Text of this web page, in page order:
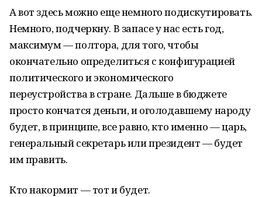
А вот здесь можно еще немного подискутировать.
Немного, подчеркну. В запасе у нас есть год,
максимум — полтора, для того, чтобы
окончательно определиться с конфигурацией
политического и экономического
переустройства в стране. Дальше в бюджете
просто кончатся деньги, и оголодавшему народу
будет, в принципе, все равно, кто именно — царь,
генеральный секретарь или президент — будет
им править.
Кто накормит — тот и будет.